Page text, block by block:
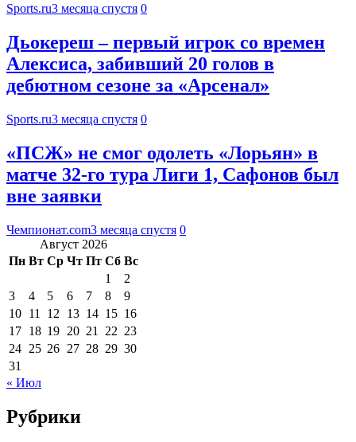
Sports.ru3 месяца спустя 0
Дьокереш – первый игрок со времен
Алексиса, забивший 20 голов в
дебютном сезоне за «Арсенал»
Sports.ru3 месяца спустя 0
«ПСЖ» не смог одолеть «Лорьян» в
матче 32-го тура Лиги 1, Сафонов был
вне заявки
Чемпионат.com3 месяца спустя 0
Август 2026
Пн Вт Ср Чт Пт Сб Вс
1
2
3
4 5 6 7 8
9
10 11 12 13 14 15 16
17 18 19 20 21 22 23
24 25 26 27 28 29 30
31
« Июл
Рубрики